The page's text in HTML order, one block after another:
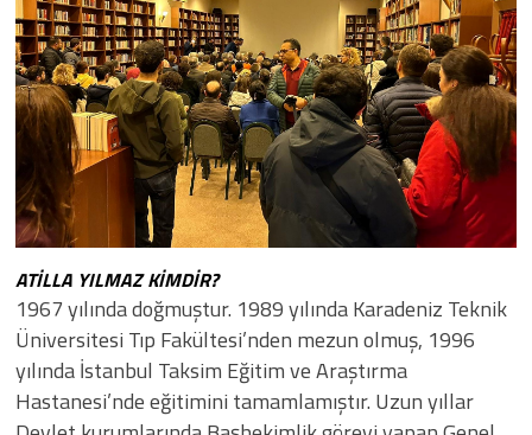
ATİLLA YILMAZ KİMDİR?
1967 yılında doğmuştur. 1989 yılında Karadeniz Teknik
Üniversitesi Tıp Fakültesi’nden mezun olmuş, 1996
yılında İstanbul Taksim Eğitim ve Araştırma
Hastanesi’nde eğitimini tamamlamıştır. Uzun yıllar